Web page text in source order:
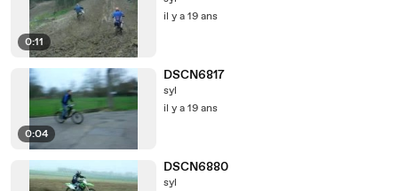
0:11
il y a 19 ans
0:04
DSCN6817
syl
il y a 19 ans
DSCN6880
syl